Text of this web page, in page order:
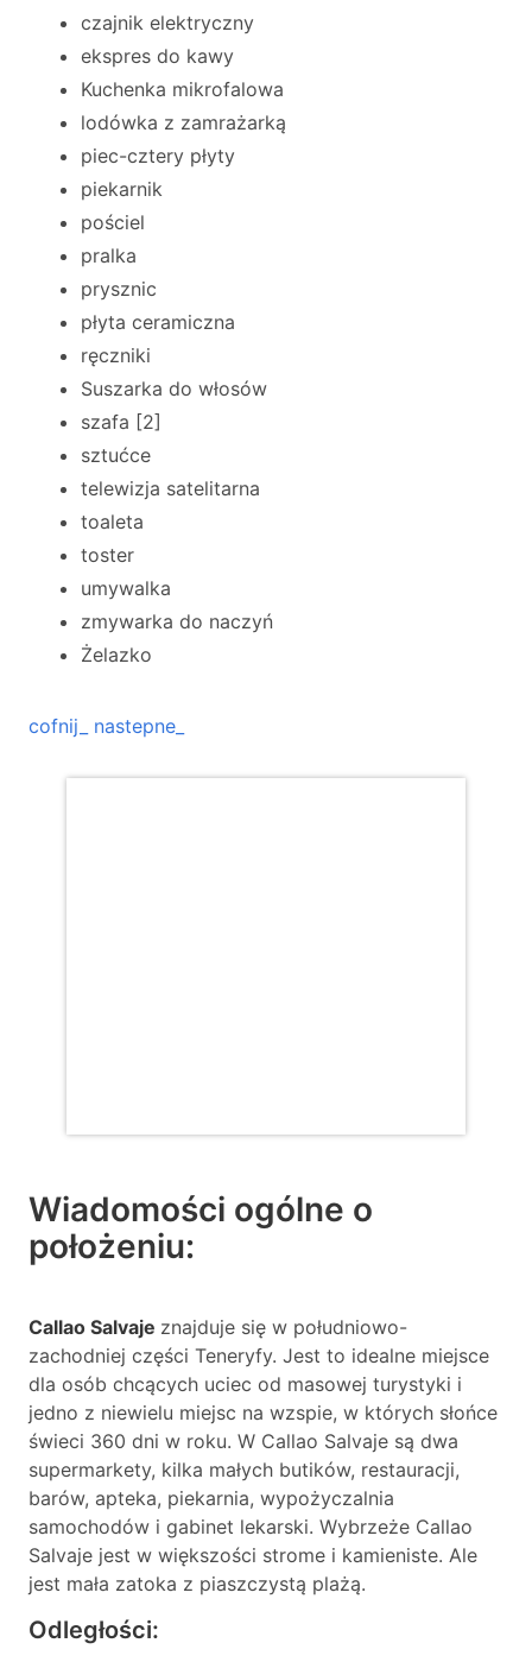
czajnik elektryczny
ekspres do kawy
Kuchenka mikrofalowa
lodówka z zamrażarką
piec-cztery płyty
piekarnik
pościel
pralka
prysznic
płyta ceramiczna
ręczniki
Suszarka do włosów
szafa [2]
sztućce
telewizja satelitarna
toaleta
toster
umywalka
zmywarka do naczyń
Żelazko
cofnij_ nastepne_
Wiadomości ogólne o
położeniu:
Callao Salvaje znajduje się w południowo-
zachodniej części Teneryfy. Jest to idealne miejsce
dla osób chcących uciec od masowej turystyki i
jedno z niewielu miejsc na wzspie, w których słońce
świeci 360 dni w roku. W Callao Salvaje są dwa
supermarkety, kilka małych butików, restauracji,
barów, apteka, piekarnia, wypożyczalnia
samochodów i gabinet lekarski. Wybrzeże Callao
Salvaje jest w większości strome i kamieniste. Ale
jest mała zatoka z piaszczystą plażą.
Odległości: